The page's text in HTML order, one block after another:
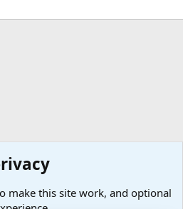
make this site work, and optional